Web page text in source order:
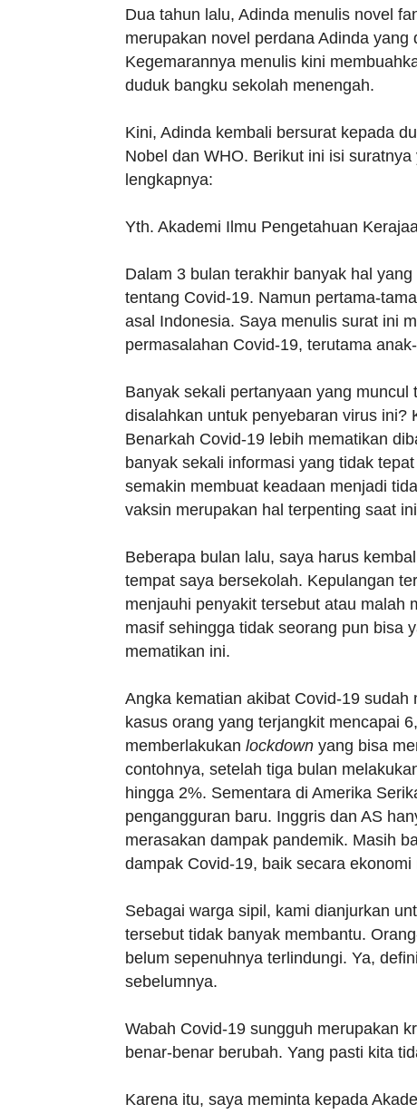
Dua tahun lalu, Adinda menulis novel
merupakan novel perdana Adinda
Kegemarannya menulis kini
duduk bangku sekolah menengah.
Kini, Adinda kembali bersurat kepada
Nobel dan WHO. Berikut ini isi
lengkapnya:
Yth. Akademi Ilmu Pengetahuan
Dalam 3 bulan terakhir banyak hal
tentang Covid-19. Namun pertama-
asal Indonesia. Saya menulis surat ini
permasalahan Covid-19, terutama
Banyak sekali pertanyaan yang
disalahkan untuk penyebaran virus ini?
Benarkah Covid-19 lebih mematikan
banyak sekali informasi yang tidak
semakin membuat keadaan menjadi
vaksin merupakan hal terpenting saat
Beberapa bulan lalu, saya harus
tempat saya bersekolah. Kepulangan
menjauhi penyakit tersebut atau malah
masif sehingga tidak seorang pun bisa
mematikan ini.
Angka kematian akibat Covid-19
kasus orang yang terjangkit mencapai
memberlakukan lockdown yang bisa
contohnya, setelah tiga bulan
hingga 2%. Sementara di Amerika
pengangguran baru. Inggris dan AS
merasakan dampak pandemik. Masih
dampak Covid-19, baik secara
Sebagai warga sipil, kami dianjurkan
tersebut tidak banyak membantu.
belum sepenuhnya terlindungi. Ya,
sebelumnya.
Wabah Covid-19 sungguh merupakan
benar-benar berubah. Yang pasti kita
Karena itu, saya meminta kepada